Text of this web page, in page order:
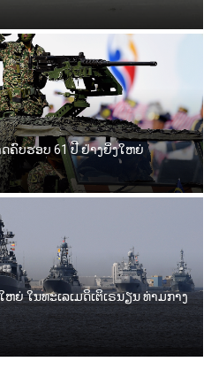
ຄົບຮອບ 61 ປີ ຢ່າງຍິ່ງໃຫຍ່
ຍ່ ໃນທະເລເມດິເຕິເຣນຽນ ທ່າມກາງ